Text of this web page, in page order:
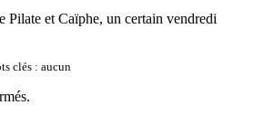
Pilate et Caïphe, un certain vendredi
clés : aucun